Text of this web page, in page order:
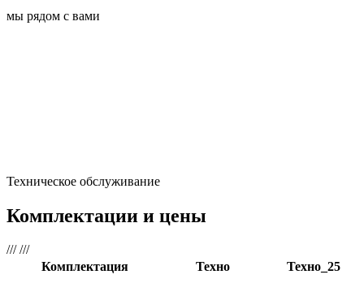
мы рядом с вами
Техническое обслуживание
Комплектации и цены
/// ///
Комплектация
Техно Техно_25